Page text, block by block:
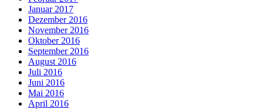
Januar 2017
Dezember 2016
November 2016
Oktober 2016
September 2016
August 2016
Juli 2016
Juni 2016
Mai 2016
April 2016